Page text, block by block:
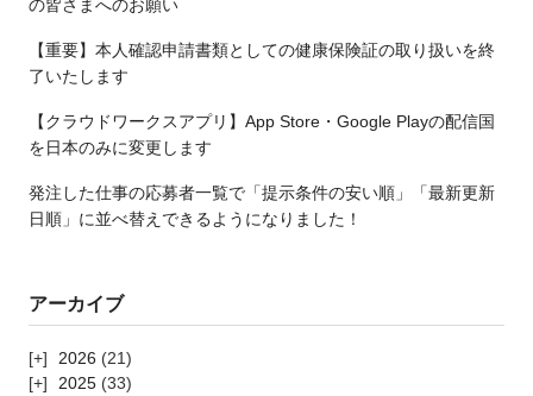
の皆さまへのお願い
【重要】本人確認申請書類としての健康保険証の取り扱いを終
了いたします
【クラウドワークスアプリ】App Store・Google Playの配信国
を日本のみに変更します
発注した仕事の応募者一覧で「提示条件の安い順」「最新更新
日順」に並べ替えできるようになりました！
アーカイブ
2026 (21)
2025 (33)